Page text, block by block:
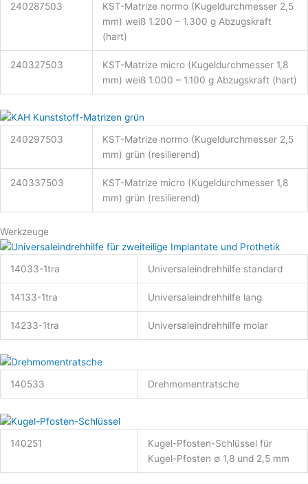
240287503
KST-Matrize normo (Kugeldurchmesser 2,5
mm) weiß 1.200 – 1.300 g Abzugskraft
(hart)
240327503
KST-Matrize micro (Kugeldurchmesser 1,8
mm) weiß 1.000 – 1.100 g Abzugskraft (hart)
240297503
KST-Matrize normo (Kugeldurchmesser 2,5
mm) grün (resilierend)
240337503
KST-Matrize micro (Kugeldurchmesser 1,8
mm) grün (resilierend)
Werkzeuge
14033-1tra Universaleindrehhilfe standard
14133-1tra Universaleindrehhilfe lang
14233-1tra Universaleindrehhilfe molar
140533 Drehmomentratsche
140251
Kugel-Pfosten-Schlüssel für
Kugel-Pfosten ∅ 1,8 und 2,5 mm